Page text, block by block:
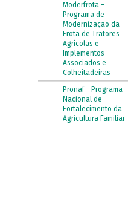
Moderfrota –
Programa de
Modernização da
Frota de Tratores
Agrícolas e
Implementos
Associados e
Colheitadeiras
Pronaf - Programa
Nacional de
Fortalecimento da
Agricultura Familiar